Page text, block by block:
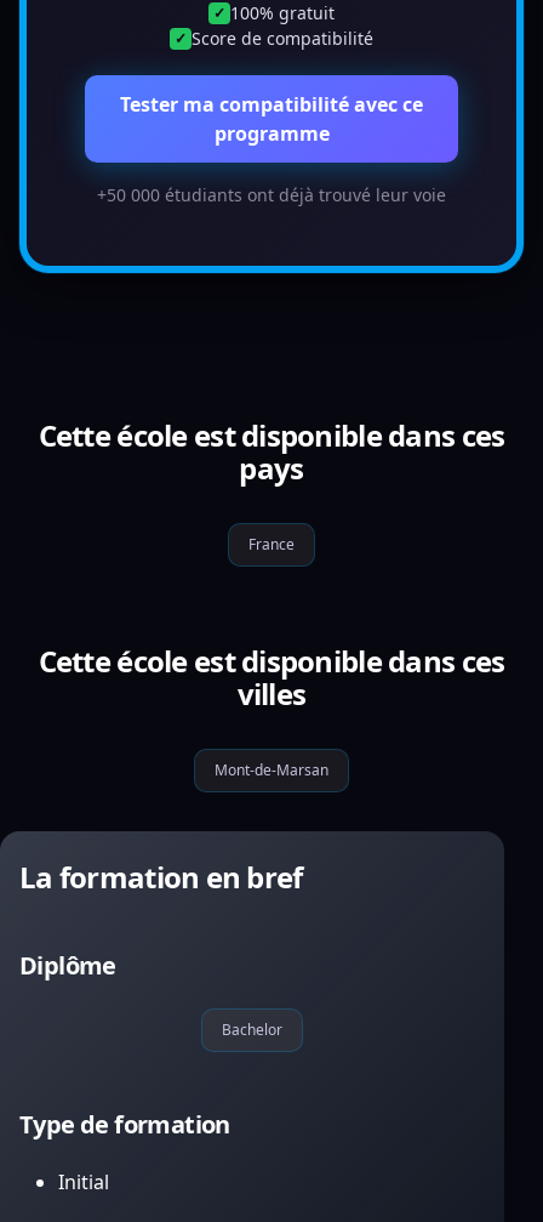
✓ 100% gratuit
✓ Score de compatibilité
Tester ma compatibilité avec ce
programme
+50 000 étudiants ont déjà trouvé leur voie
Cette école est disponible dans ces
pays
France
Cette école est disponible dans ces
villes
Mont-de-Marsan
La formation en bref
Diplôme
Bachelor
Type de formation
Initial